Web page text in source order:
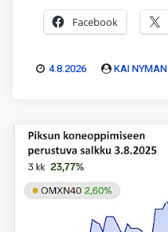
Facebook
4.8.2026 KAI NYMAN